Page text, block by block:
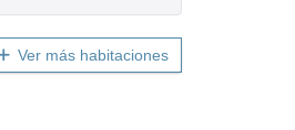
Ver más habitaciones